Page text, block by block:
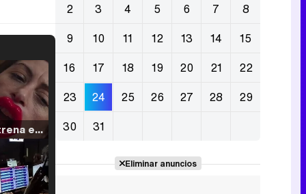
Filmin estrena el tráiler de 'Millennial Mal', su nueva comedia universitaria de la mano de Lorena Iglesias
2
3 4 5 6 7
8
9
10 11 12 13 14
15
16
17 18 19 20 21
22
23
24 25 26 27 28
29
30
31
Eliminar anuncios